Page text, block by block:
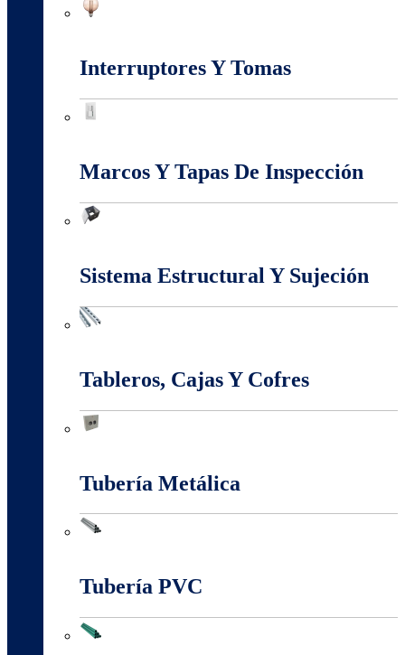
Interruptores Y Tomas
Marcos Y Tapas De Inspección
Sistema Estructural Y Sujeción
Tableros, Cajas Y Cofres
Tubería Metálica
Tubería PVC